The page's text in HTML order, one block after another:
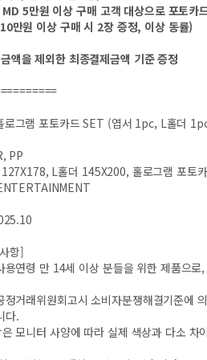
5만원 이상 구매 고객 대상으로 포토카
만원 이상 구매 시 2장 증정, 이상 동률)
액을 제외한 최종결제금액 기준 증정
로그램 포토카드 SET (엽서 1pc, L홀더
PP
L홀더 145X200, 홀로그램 포토
항]
용연령 만 14세 이상 분들을 위한 제품으로
정거래위원회고시 소비자분쟁해결기준에
다.
모니터 사양에 따라 실제 색상과 다소 차